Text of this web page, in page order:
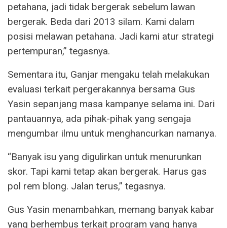
petahana, jadi tidak bergerak sebelum lawan
bergerak. Beda dari 2013 silam. Kami dalam
posisi melawan petahana. Jadi kami atur strategi
pertempuran,” tegasnya.
Sementara itu, Ganjar mengaku telah melakukan
evaluasi terkait pergerakannya bersama Gus
Yasin sepanjang masa kampanye selama ini. Dari
pantauannya, ada pihak-pihak yang sengaja
mengumbar ilmu untuk menghancurkan namanya.
“Banyak isu yang digulirkan untuk menurunkan
skor. Tapi kami tetap akan bergerak. Harus gas
pol rem blong. Jalan terus,” tegasnya.
Gus Yasin menambahkan, memang banyak kabar
yang berhembus terkait program yang hanya